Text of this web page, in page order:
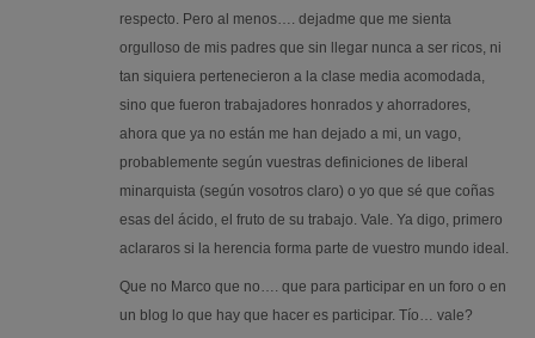
respecto. Pero al menos…. dejadme que me sienta
orgulloso de mis padres que sin llegar nunca a ser ricos, ni
tan siquiera pertenecieron a la clase media acomodada,
sino que fueron trabajadores honrados y ahorradores,
ahora que ya no están me han dejado a mi, un vago,
probablemente según vuestras definiciones de liberal
minarquista (según vosotros claro) o yo que sé que coñas
esas del ácido, el fruto de su trabajo. Vale. Ya digo, primero
aclararos si la herencia forma parte de vuestro mundo ideal.
Que no Marco que no…. que para participar en un foro o en
un blog lo que hay que hacer es participar. Tío… vale?